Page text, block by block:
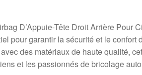
D’Appuie-Tête Droit Arrière Pour
pour garantir la sécurité et le confort
des matériaux de haute qualité,
et les passionnés de bricolage